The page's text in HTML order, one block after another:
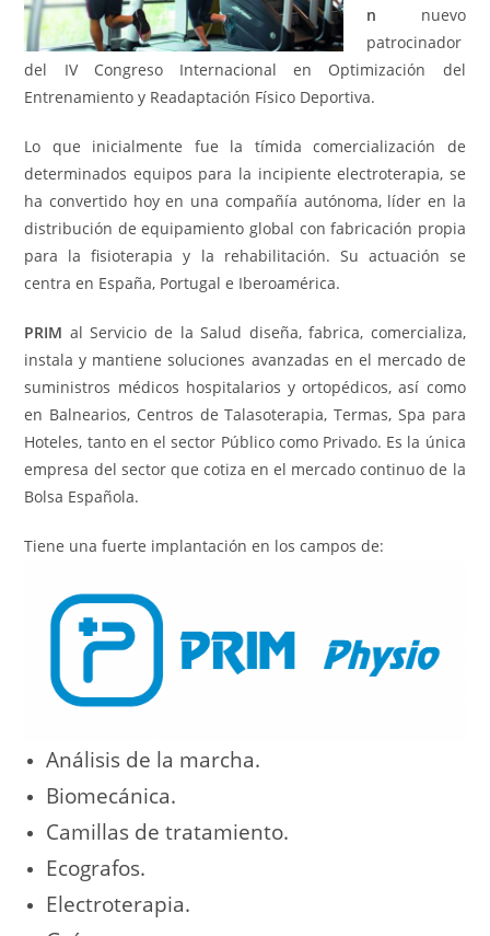
n nuevo
patrocinador
del IV Congreso Internacional en Optimización del
Entrenamiento y Readaptación Físico Deportiva.
Lo que inicialmente fue la tímida comercialización de
determinados equipos para la incipiente electroterapia, se
ha convertido hoy en una compañía autónoma, líder en la
distribución de equipamiento global con fabricación propia
para la fisioterapia y la rehabilitación. Su actuación se
centra en España, Portugal e Iberoamérica.
PRIM alServicio de la Salud diseña, fabrica, comercializa,
instala y mantiene soluciones avanzadas en el mercado de
suministros médicos hospitalarios y ortopédicos, así­ como
en Balnearios, Centros de Talasoterapia, Termas, Spa para
Hoteles, tanto en el sector Público como Privado. Es la única
empresa del sector que cotiza en el mercado continuo de la
Bolsa Española.
Tiene una fuerte implantación en los campos de:
Análisis de la marcha.
Biomecánica.
Camillas de tratamiento.
Ecografos.
Electroterapia.